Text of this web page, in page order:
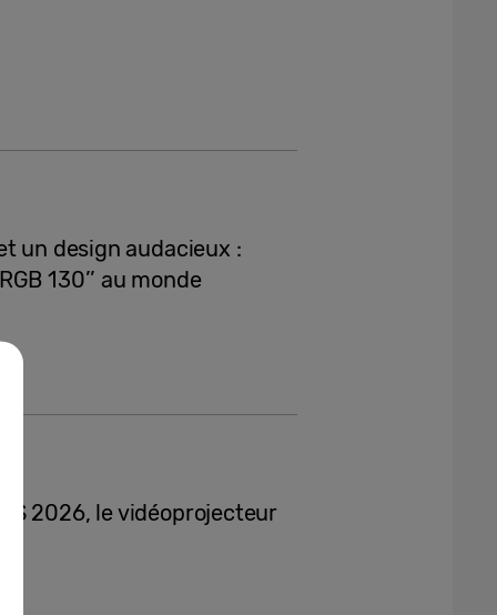
un design audacieux :
130’’ au monde
2026, le vidéoprojecteur